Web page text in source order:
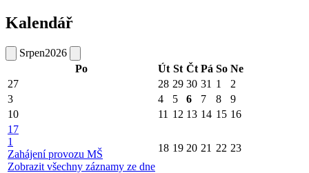
Kalendář
Srpen2026
Po
Út St Čt Pá So Ne
27
28 29 30 31 1
2
3
4 5 6 7 8
9
10
11 12 13 14 15 16
17
1
Zahájení provozu MŠ
Zobrazit všechny záznamy ze dne
18 19 20 21 22 23